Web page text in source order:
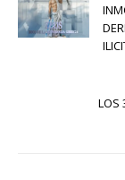
LOS